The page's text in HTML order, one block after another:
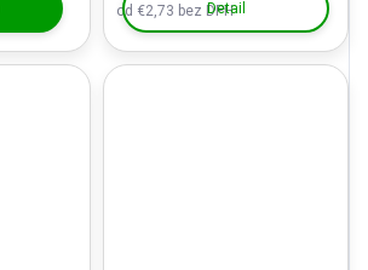
od €2,73 bez DPH
Detail